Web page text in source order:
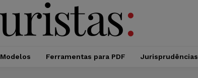
Modelos Ferramentas para PDF Jurisprudências